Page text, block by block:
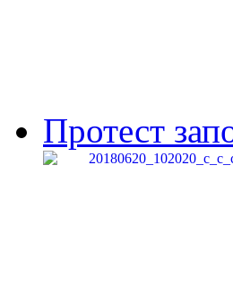
Протест